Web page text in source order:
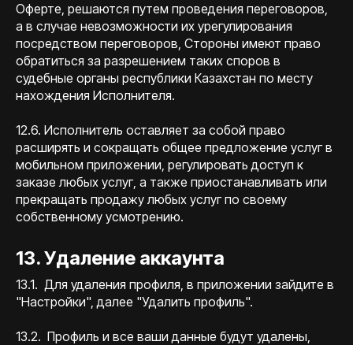
Оферте, решаются путем проведения переговоров,
а в случае невозможности их урегулирования
посредством переговоров, Стороны имеют право
обратиться за разрешением таких споров в
судебные органы республики Казахстан по месту
нахождения Исполнителя.
12.6. Исполнитель оставляет за собой право
расширять и сокращать общее предложение услуг в
мобильном приложении, регулировать доступ к
заказе любых услуг, а также приостанавливать или
прекращать продажу любых услуг по своему
собственному усмотрению.
13. Удаление аккаунта
13.1. Для удаления профиля, в приложении зайдите в
"Настройки", далее "Удалить профиль".
13.2. Профиль и все ваши данные будут удалены,